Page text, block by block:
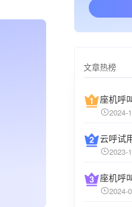
文章热榜
2024-
2023-
座机呼
2024-